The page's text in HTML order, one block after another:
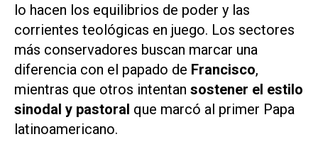
lo hacen los equilibrios de poder y las
corrientes teológicas en juego. Los sectores
más conservadores buscan marcar una
diferencia con el papado de Francisco,
mientras que otros intentan sostener el estilo
sinodal y pastoral que marcó al primer Papa
latinoamericano.